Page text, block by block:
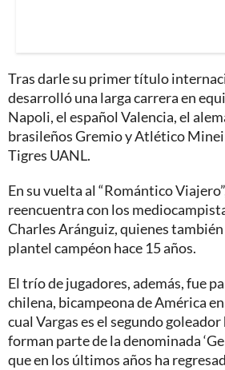
Tras darle su primer título
desarrolló una larga carrera en
Napoli, el español Valencia, el
brasileños Gremio y Atlético
Tigres UANL.
En su vuelta al “Romántico
reencuentra con los
Charles Aránguiz, quienes
plantel campéon hace 15 años.
El trío de jugadores, además, fue
chilena, bicampeona de América
cual Vargas es el segundo
forman parte de la denominada
que en los últimos años ha